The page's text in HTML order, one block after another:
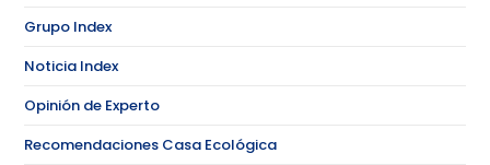
Grupo Index
Noticia Index
Opinión de Experto
Recomendaciones Casa Ecológica